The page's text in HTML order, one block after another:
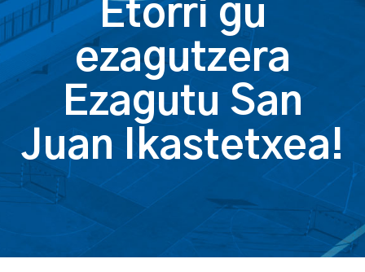
Etorri gu
ezagutzera
Ezagutu San
Juan Ikastetxea!